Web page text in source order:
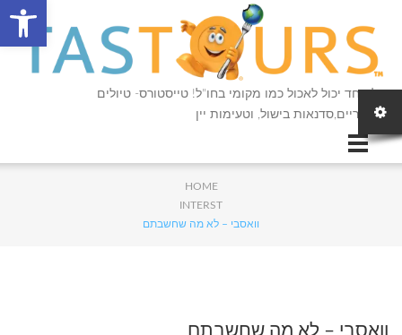
כל אחד יכול לאכול כמו מקומי בחו"ל! טייסטורס- טיולים
קולינריים,סדנאות בישול, וטעימות יין
HOME
INTERST
וואסבי – לא מה שחשבתם
וואסבי – לא מה שחשבתם
פתח